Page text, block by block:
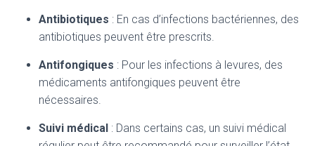
Antibiotiques : En cas d’infections bactériennes, des
antibiotiques peuvent être prescrits.
Antifongiques : Pour les infections à levures, des
médicaments antifongiques peuvent être
nécessaires.
Suivi médical : Dans certains cas, un suivi médical